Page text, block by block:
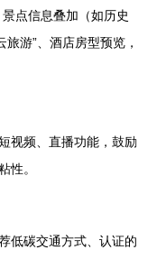
点信息叠加（如历史
游”、酒店房型预览，
视频、直播功能，鼓励
性。
低碳交通方式、认证的